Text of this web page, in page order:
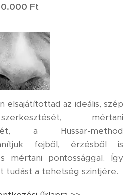
Ft
elsajátítottad az ideális, szép
mértani
a Hussar-method
fejből, érzésből is
mértani pontossággal. Így
tudást a tehetség szintjére.